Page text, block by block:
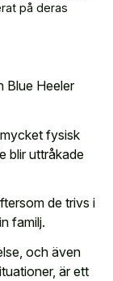
på deras
Blue Heeler
fysisk
blir uttråkade
de trivs i
familj.
och även
är ett